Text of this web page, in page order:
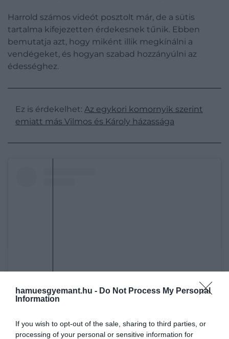
hamuesgyemant.hu - Do Not Process My Personal
Information
If you wish to opt-out of the sale, sharing to third parties, or
processing of your personal or sensitive information for
Harrold számos videót posztolt már, de a sütis
tartalma kifejezetten érdekesnek tűnik. Ebben
bemutatja azt, hogy miként illik megkínálni a
vendégeket, és hogyan szabad hozzányúlni az
édességhez.
Ez is érdekelhet: Az egykori komornyik szerint
emiatt más Vilmos és Károly házassága
A bejegyzés megtekintése az Instagramon